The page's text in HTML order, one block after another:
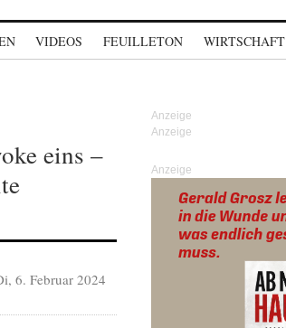
VIDEOS FEUILLETON WIRTSCHAFT
eins –
6. Februar 2024
Anzeige